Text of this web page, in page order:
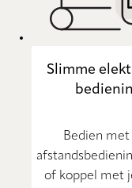
Slimme
Bedien met
of koppel met